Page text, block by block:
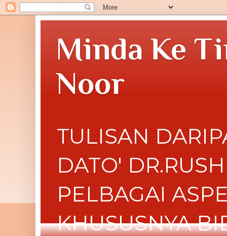
Minda Ke
Noor
TULISAN
DATO'
PELBAGAI
KHUSUSNYA